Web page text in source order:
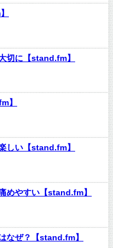
切に【stand.fm】
】
しい【stand.fm】
めやすい【stand.fm】
なぜ？【stand.fm】